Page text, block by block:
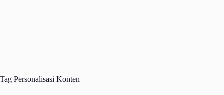
Tag Personalisasi Konten